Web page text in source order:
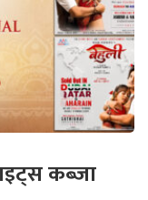
कब्जा